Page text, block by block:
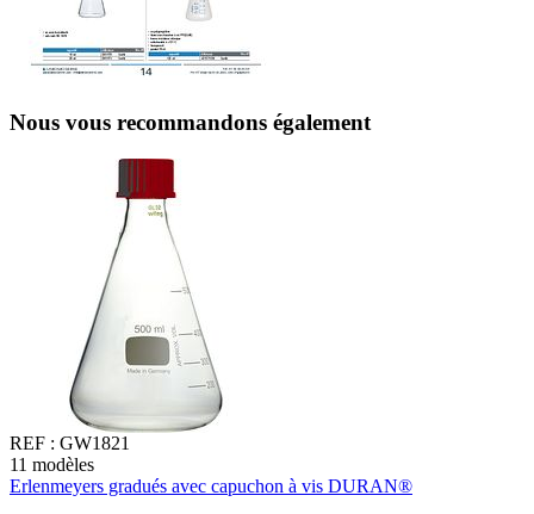
Nous vous recommandons également
REF : GW1821
11 modèles
Erlenmeyers gradués avec capuchon à vis DURAN®